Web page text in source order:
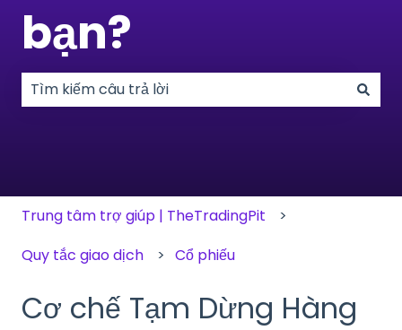
bạn?
Trung tâm trợ giúp | TheTradingPit
Quy tắc giao dịch
Cổ phiếu
Cơ chế Tạm Dừng Hàng